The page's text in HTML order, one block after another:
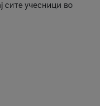
сите учесници во